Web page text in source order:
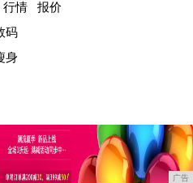
行情
报价
码
身
广告